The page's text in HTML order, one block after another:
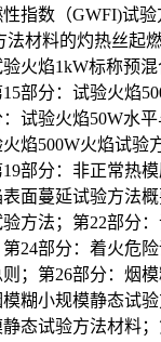
指数（GWFI)试
法材料的灼热丝起
火焰1kW标称预
部分：试验火焰
试验火焰50W水
焰500W火焰试验
部分：非正常热
面蔓延试验方法
方法；第22部分
24部分：着火危险
；第26部分：烟
糊小规模静态试
态试验方法材料